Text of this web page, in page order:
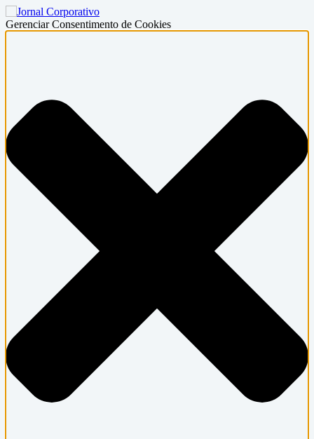
Gerenciar Consentimento de Cookies